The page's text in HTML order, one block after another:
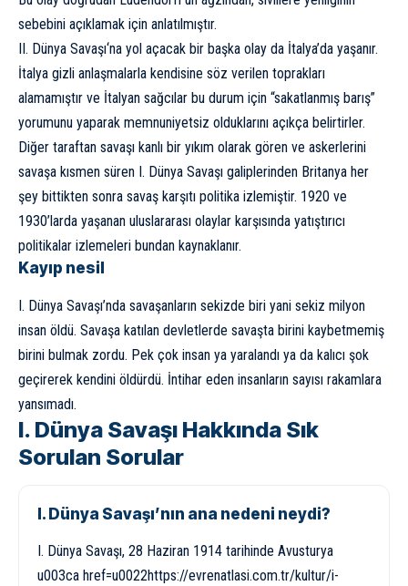
sebebini açıklamak için anlatılmıştır.
II. Dünya Savaşı‘na yol açacak bir başka olay da İtalya’da yaşanır.
İtalya gizli anlaşmalarla kendisine söz verilen toprakları
alamamıştır ve İtalyan sağcılar bu durum için “sakatlanmış barış”
yorumunu yaparak memnuniyetsiz olduklarını açıkça belirtirler.
Diğer taraftan savaşı kanlı bir yıkım olarak gören ve askerlerini
savaşa kısmen süren I. Dünya Savaşı galiplerinden Britanya her
şey bittikten sonra savaş karşıtı politika izlemiştir. 1920 ve
1930’larda yaşanan uluslararası olaylar karşısında yatıştırıcı
politikalar izlemeleri bundan kaynaklanır.
Kayıp nesil
I. Dünya Savaşı’nda savaşanların sekizde biri yani sekiz milyon
insan öldü. Savaşa katılan devletlerde savaşta birini kaybetmemiş
birini bulmak zordu. Pek çok insan ya yaralandı ya da kalıcı şok
geçirerek kendini öldürdü. İntihar eden insanların sayısı rakamlara
yansımadı.
I. Dünya Savaşı Hakkında Sık
Sorulan Sorular
I. Dünya Savaşı’nın ana nedeni neydi?
I. Dünya Savaşı, 28 Haziran 1914 tarihinde Avusturya
u003ca href=u0022https://evrenatlasi.com.tr/kultur/i-